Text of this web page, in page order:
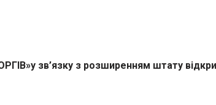
у зв’язку з розширенням штату